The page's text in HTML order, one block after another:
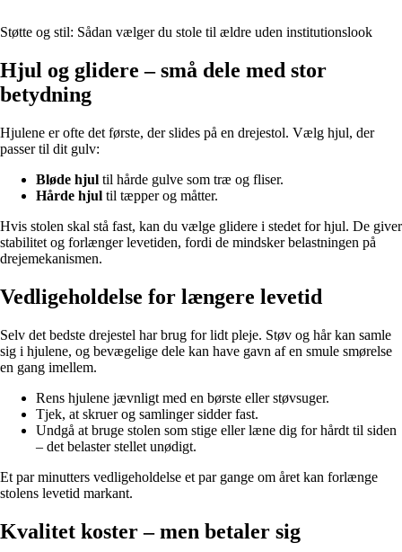
Støtte og stil: Sådan vælger du stole til ældre uden institutionslook
Hjul og glidere – små dele med stor
betydning
Hjulene er ofte det første, der slides på en drejestol. Vælg hjul, der
passer til dit gulv:
Bløde hjul til hårde gulve som træ og fliser.
Hårde hjul til tæpper og måtter.
Hvis stolen skal stå fast, kan du vælge glidere i stedet for hjul. De giver
stabilitet og forlænger levetiden, fordi de mindsker belastningen på
drejemekanismen.
Vedligeholdelse for længere levetid
Selv det bedste drejestel har brug for lidt pleje. Støv og hår kan samle
sig i hjulene, og bevægelige dele kan have gavn af en smule smørelse
en gang imellem.
Rens hjulene jævnligt med en børste eller støvsuger.
Tjek, at skruer og samlinger sidder fast.
Undgå at bruge stolen som stige eller læne dig for hårdt til siden
– det belaster stellet unødigt.
Et par minutters vedligeholdelse et par gange om året kan forlænge
stolens levetid markant.
Kvalitet koster – men betaler sig